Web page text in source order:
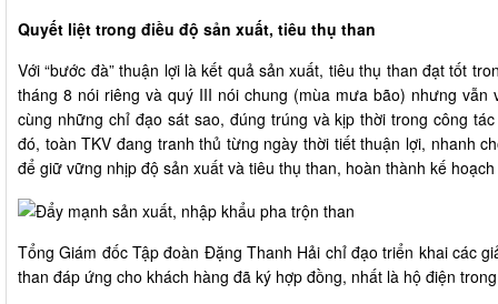
Quyết liệt trong điều độ sản xuất, tiêu thụ than
Với “bước đà” thuận lợi là kết quả sản xuất, tiêu thụ than đạt tốt
tháng 8 nói riêng và quý III nói chung (mùa mưa bão) nhưng
cùng những chỉ đạo sát sao, đúng trúng và kịp thời trong công
đó, toàn TKV đang tranh thủ từng ngày thời tiết thuận lợi, nhanh
để giữ vững nhịp độ sản xuất và tiêu thụ than, hoàn thành kế
Tổng Giám đốc Tập đoàn Đặng Thanh Hải chỉ đạo triển khai các
than đáp ứng cho khách hàng đã ký hợp đồng, nhất là hộ điện